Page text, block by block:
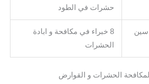
حشرات في الطود
8 خبراء في مكافحة و ابادة
الحشرات
الحشرات و القوارض